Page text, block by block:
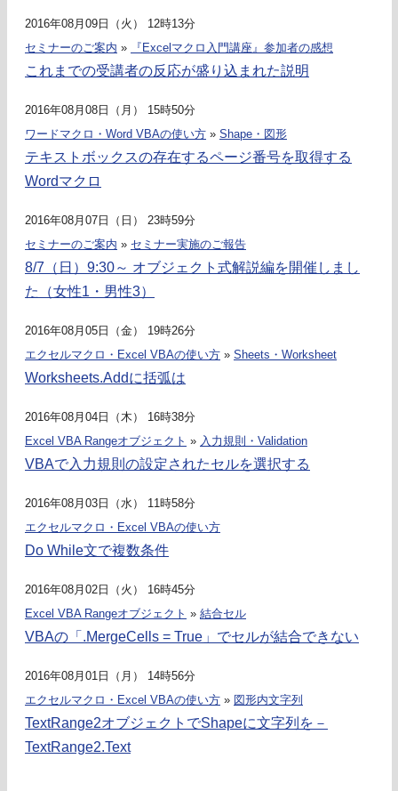
2016年08月09日（火） 12時13分
セミナーのご案内 » 『Excelマクロ入門講座』参加者の感想
これまでの受講者の反応が盛り込まれた説明
2016年08月08日（月） 15時50分
ワードマクロ・Word VBAの使い方 » Shape・図形
テキストボックスの存在するページ番号を取得する
Wordマクロ
2016年08月07日（日） 23時59分
セミナーのご案内 » セミナー実施のご報告
8/7（日）9:30～ オブジェクト式解説編を開催しまし
た（女性1・男性3）
2016年08月05日（金） 19時26分
エクセルマクロ・Excel VBAの使い方 » Sheets・Worksheet
Worksheets.Addに括弧は
2016年08月04日（木） 16時38分
Excel VBA Rangeオブジェクト » 入力規則・Validation
VBAで入力規則の設定されたセルを選択する
2016年08月03日（水） 11時58分
エクセルマクロ・Excel VBAの使い方
Do While文で複数条件
2016年08月02日（火） 16時45分
Excel VBA Rangeオブジェクト » 結合セル
VBAの「.MergeCells = True」でセルが結合できない
2016年08月01日（月） 14時56分
エクセルマクロ・Excel VBAの使い方 » 図形内文字列
TextRange2オブジェクトでShapeに文字列を－
TextRange2.Text